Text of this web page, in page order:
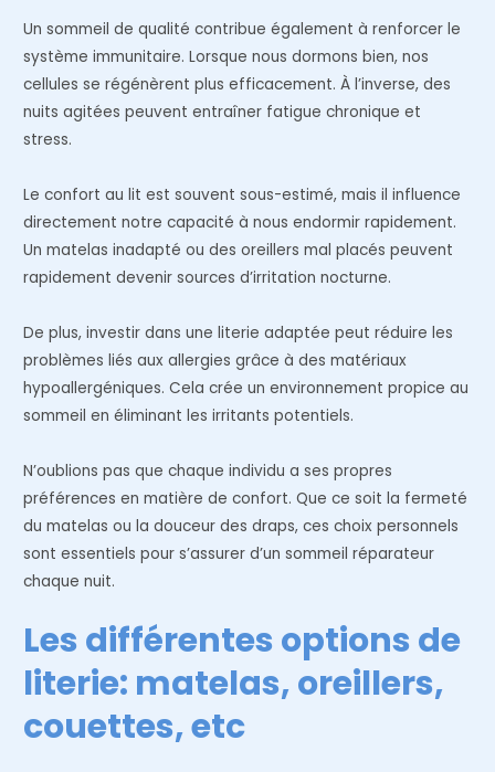
Un sommeil de qualité contribue également à renforcer le
système immunitaire. Lorsque nous dormons bien, nos
cellules se régénèrent plus efficacement. À l’inverse, des
nuits agitées peuvent entraîner fatigue chronique et
stress.
Le confort au lit est souvent sous-estimé, mais il influence
directement notre capacité à nous endormir rapidement.
Un matelas inadapté ou des oreillers mal placés peuvent
rapidement devenir sources d’irritation nocturne.
De plus, investir dans une literie adaptée peut réduire les
problèmes liés aux allergies grâce à des matériaux
hypoallergéniques. Cela crée un environnement propice au
sommeil en éliminant les irritants potentiels.
N’oublions pas que chaque individu a ses propres
préférences en matière de confort. Que ce soit la fermeté
du matelas ou la douceur des draps, ces choix personnels
sont essentiels pour s’assurer d’un sommeil réparateur
chaque nuit.
Les différentes options de
literie: matelas, oreillers,
couettes, etc